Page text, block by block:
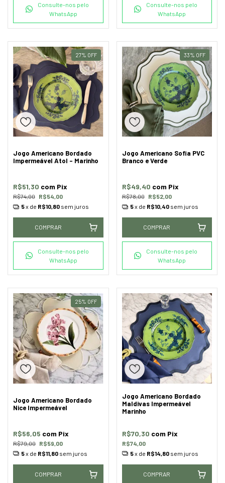
Consulte-nos pelo
WhatsApp
Consulte-nos pelo
WhatsApp
27% OFF
Jogo Americano Bordado
Impermeável Atol - Marinho
R$74,00 R$54,00
R$51,30 com Pix
5x de R$10,80 sem juros
COMPRAR
Consulte-nos pelo
WhatsApp
33% OFF
Jogo Americano Sofia PVC
Branco e Verde
R$78,00 R$52,00
R$49,40 com Pix
5x de R$10,40 sem juros
COMPRAR
Consulte-nos pelo
WhatsApp
25% OFF
Jogo Americano Bordado
Nice Impermeável
R$79,00 R$59,00
R$56,05 com Pix
5x de R$11,80 sem juros
COMPRAR
Jogo Americano Bordado
Maldivas Impermeável
Marinho
R$74,00
R$70,30 com Pix
5x de R$14,80 sem juros
COMPRAR